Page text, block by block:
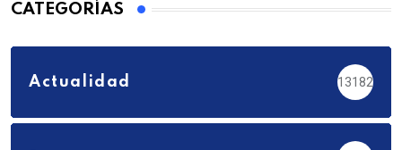
CATEGORÍAS
Actualidad 13182